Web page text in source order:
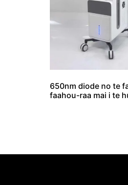
650nm diode no te
faahou-raa mai i te